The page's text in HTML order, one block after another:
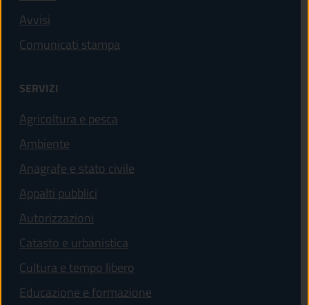
Avvisi
Comunicati stampa
SERVIZI
Agricoltura e pesca
Ambiente
Anagrafe e stato civile
Appalti pubblici
Autorizzazioni
Catasto e urbanistica
Cultura e tempo libero
Educazione e formazione